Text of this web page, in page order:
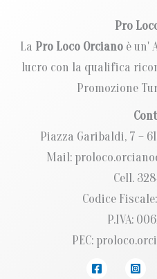
Pro
La Pro Loco Orciano è un'
lucro con la qualifica
Promozione
Piazza Garibaldi, 7 –
Mail:
Cell.
Codice
P.IVA:
PEC: